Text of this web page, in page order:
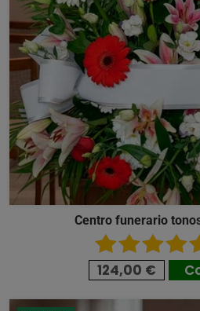
Centro funerario
124,00 €